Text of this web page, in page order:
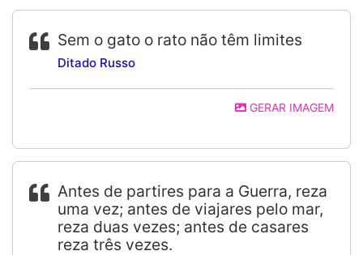
Sem o gato o rato não têm limites
Ditado Russo
GERAR IMAGEM
Antes de partires para a Guerra, reza
uma vez; antes de viajares pelo mar,
reza duas vezes; antes de casares
reza três vezes.